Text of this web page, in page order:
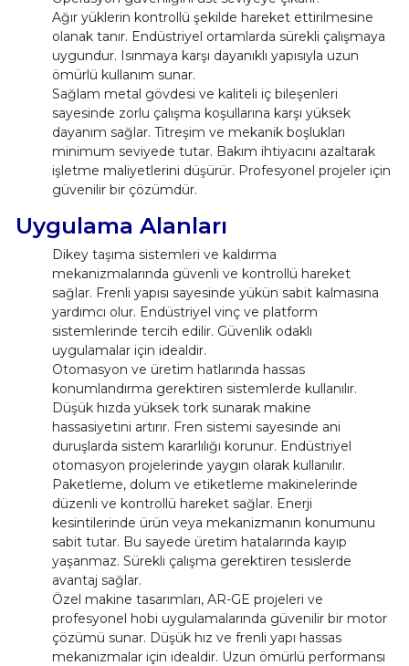
Ağır yüklerin kontrollü şekilde hareket ettirilmesine
olanak tanır. Endüstriyel ortamlarda sürekli çalışmaya
uygundur. Isınmaya karşı dayanıklı yapısıyla uzun
ömürlü kullanım sunar.
Sağlam metal gövdesi ve kaliteli iç bileşenleri
sayesinde zorlu çalışma koşullarına karşı yüksek
dayanım sağlar. Titreşim ve mekanik boşlukları
minimum seviyede tutar. Bakım ihtiyacını azaltarak
işletme maliyetlerini düşürür. Profesyonel projeler için
güvenilir bir çözümdür.
Uygulama Alanları
Dikey taşıma sistemleri ve kaldırma
mekanizmalarında güvenli ve kontrollü hareket
sağlar. Frenli yapısı sayesinde yükün sabit kalmasına
yardımcı olur. Endüstriyel vinç ve platform
sistemlerinde tercih edilir. Güvenlik odaklı
uygulamalar için idealdir.
Otomasyon ve üretim hatlarında hassas
konumlandırma gerektiren sistemlerde kullanılır.
Düşük hızda yüksek tork sunarak makine
hassasiyetini artırır. Fren sistemi sayesinde ani
duruşlarda sistem kararlılığı korunur. Endüstriyel
otomasyon projelerinde yaygın olarak kullanılır.
Paketleme, dolum ve etiketleme makinelerinde
düzenli ve kontrollü hareket sağlar. Enerji
kesintilerinde ürün veya mekanizmanın konumunu
sabit tutar. Bu sayede üretim hatalarında kayıp
yaşanmaz. Sürekli çalışma gerektiren tesislerde
avantaj sağlar.
Özel makine tasarımları, AR-GE projeleri ve
profesyonel hobi uygulamalarında güvenilir bir motor
çözümü sunar. Düşük hız ve frenli yapı hassas
mekanizmalar için idealdir. Uzun ömürlü performansı